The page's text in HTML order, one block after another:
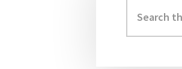
Primary
Sidebar
this
website